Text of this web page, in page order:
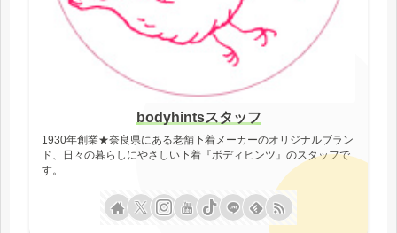
bodyhintsスタッフ
1930年創業★奈良県にある老舗下着メーカーのオリジナルブラン
ド、日々の暮らしにやさしい下着『ボディヒンツ』のスタッフで
す。